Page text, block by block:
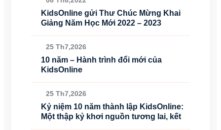
KidsOnline gửi Thư Chúc Mừng Khai
Giảng Năm Học Mới 2022 – 2023
25 Th7,2026
10 năm – Hành trình đổi mới của
KidsOnline
25 Th7,2026
Kỷ niệm 10 năm thành lập KidsOnline:
Một thập kỷ khơi nguồn tương lai, kết